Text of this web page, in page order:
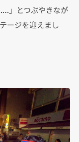
」とつぶやきなが
ージを迎えまし